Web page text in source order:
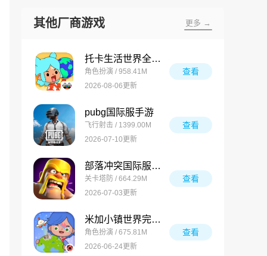
其他厂商游戏 更多 →
托卡生活世界全解锁版
角色扮演 / 958.41M
2026-08-06更新
查看
pubg国际服手游
飞行射击 / 1399.00M
2026-07-10更新
查看
部落冲突国际服最新版
关卡塔防 / 664.29M
2026-07-03更新
查看
米加小镇世界完整版
角色扮演 / 675.81M
2026-06-24更新
查看